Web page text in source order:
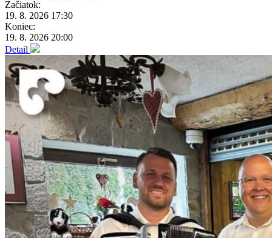
Začiatok:
19. 8. 2026 17:30
Koniec:
19. 8. 2026 20:00
Detail